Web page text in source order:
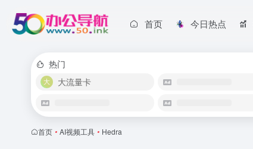
首页 今日热点
热门
大流量卡
首页 • AI视频工具 • Hedra